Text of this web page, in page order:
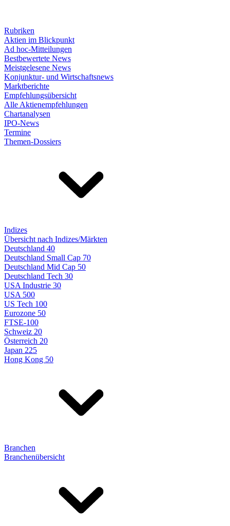
Rubriken
Aktien im Blickpunkt
Ad hoc-Mitteilungen
Bestbewertete News
Meistgelesene News
Konjunktur- und Wirtschaftsnews
Marktberichte
Empfehlungsübersicht
Alle Aktienempfehlungen
Chartanalysen
IPO-News
Termine
Themen-Dossiers
Indizes
Übersicht nach Indizes/Märkten
Deutschland 40
Deutschland Small Cap 70
Deutschland Mid Cap 50
Deutschland Tech 30
USA Industrie 30
USA 500
US Tech 100
Eurozone 50
FTSE-100
Schweiz 20
Österreich 20
Japan 225
Hong Kong 50
Branchen
Branchenübersicht